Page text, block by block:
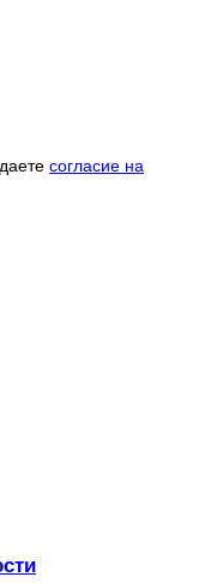
согласие на